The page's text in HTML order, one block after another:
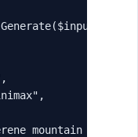
mountain